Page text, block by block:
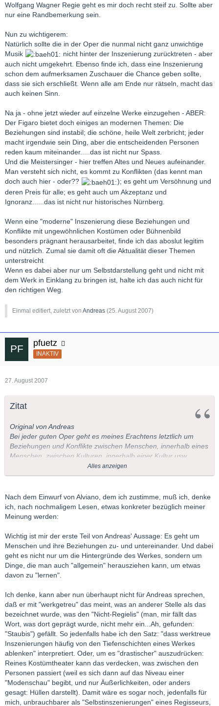
Wolfgang Wagner Regie geht es mir doch recht steif zu. Sollte aber
nur eine Randbemerkung sein.
Nun zu wichtigerem:
Natürlich sollte die in der Oper die nunmal nicht ganz unwichtige
Musik
nicht hinter der Inszenierung zurücktreten - aber
auch nicht umgekehrt. Ebenso finde ich, dass eine Inszenierung
schon dem aufmerksamen Zuschauer die Chance geben sollte,
dass sie sich erschließt. Wenn alle am Ende nur rätseln, macht das
auch keinen Sinn.
Na ja - ohne jetzt wieder auf einzelne Werke einzugehen - ABER:
Der Figaro bietet doch einiges an modernen Themen: Die
Beziehungen sind instabil; die schöne, heile Welt zerbricht; jeder
macht irgendwie sein Ding, aber die entscheidenden Personen
reden kaum miteinander.....das ist nicht nur Spass.
Und die Meistersinger - hier treffen Altes und Neues aufeinander.
Man versteht sich nicht, es kommt zu Konflikten (das kennt man
doch auch hier - oder??
); es geht um Versöhnung und
deren Preis für alle; es geht auch um Akzeptanz und
Ignoranz......das ist nicht nur historisches Nürnberg.
Wenn eine "moderne" Inszenierung diese Beziehungen und
Konflikte mit ungewöhnlichen Kostümen oder Bühnenbild
besonders prägnant herausarbeitet, finde ich das aboslut legitim
und nützlich. Zumal sie damit oft die Aktualität dieser Themen
unterstreicht
Wenn es dabei aber nur um Selbstdarstellung geht und nicht mit
dem Werk in Einklang zu bringen ist, halte ich das auch nicht für
den richtigen Weg.
Einmal editiert, zuletzt von Andreas (25. August 2007)
pfuetz
INAKTIV
27. August 2007
Zitat
Original von Andreas
Bei jeder guten Oper geht es meines Erachtens letztlich um
Beziehungen und Konflikte zwischen Menschen, innerhalb eines
Menschen, zwischen Kulturen, innerhalb einer Kultur usw..
Für mich stellt sich deshalb die Ausgangsfrage so dar –
welchem Inszenierungsstil gelingt es eher diese Hintergründe
Grundsätzlich kann dies theoretisch beiden Stilen gelingen.
Allerdings ist es auch meine Erfahrung, dass werktreue
ablenken – zu sehr ziehen sie die Aufmerksamkeit der
Zuschauer auf Äußeres (schönes Bühnenbild und Kostüme
usw.). Außerdem erwecken sie den Anschein, dass das, was auf
der Bühne geschieht gar nichts mehr mit den Menschen von
heute zu tun hat – „so war das früher halt“. Das sehe ich aber
dadurch aus, dass sie auch die modernen Menschen noch
tangieren. Es dreht sich doch schließlich um die großen
Themen wie Liebe, Eifersucht, Rache, Macht usw..
Provokative Inszenierungen gelingt es meines Erachtens
deutlich besser, die oben angesprochenen Konflikte offen zu
legen und nicht hinter dem historischen Gewand zu vernebeln.
Außerdem machen sie sehr wohl deutlich, dass das, was auf
der Bühne geschieht, auch den Menschen von heute noch
etwas angeht. Nur so macht Oper als Kunst meines Erachtens
Sinn.
D.h. aber auch, wo provokative Inszenierungen nur Selbstzweck
Alles anzeigen
Nach dem Einwurf von Alviano, dem ich zustimme, muß ich, denke
ich, nach nochmaligem Lesen, etwas konkreter bezüglich meiner
Meinung werden:
Wichtig ist mir der erste Teil von Andreas' Aussage: Es geht um
Menschen und ihre Beziehungen zu- und untereinander. Und dabei
geht es nicht nur um die Hintergründe des Werkes, sondern um
Dinge, die man auch "allgemein" herausziehen kann, um etwas
davon zu "lernen".
Ich denke, kann aber nun überhaupt nicht für Andreas sprechen,
daß er mit "werkgetreu" das meint, was an anderer Stelle als das
bezeichnet wurde, was den "Nicht-Regielis" (man, mir fällt das
Wort, was dort geprägt wurde, nicht mehr ein...Ah, gefunden:
"Staubis") gefällt. So jedenfalls habe ich den Satz: "dass werktreue
Inszenierungen häufig von den Tiefenschichten eines Werkes
ablenken" interpretiert. Oder, um es "drastischer" auszudrücken:
Reines Kostümtheater kann das verdecken, was zwischen den
Personen passiert (weil es sich dann auf das Niveau einer
"Modenschau" begibt, und nur Äußerlichkeiten, oder anders
gesagt: Hüllen darstellt). Damit wäre es sogar noch, jedenfalls für
mich, unbrauchbarer als "Selbstinszenierungen" eines Regisseurs,